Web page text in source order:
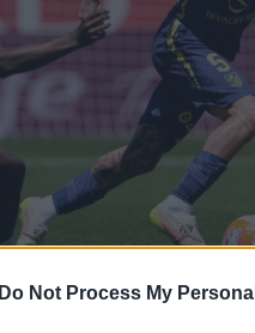
Do Not Process My Personal